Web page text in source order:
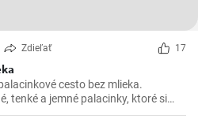
Zdieľať 17
cesto bez mlieka.
tenké a jemné palacinky, ktoré si